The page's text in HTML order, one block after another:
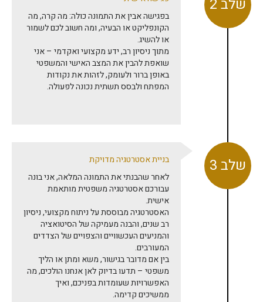
בפגישה אבין את התמונה כולה: מה קרה, מה
הקונפליקט או הבעיה, ומה חשוב לכם לשמור
או להשיג.
מתוך ניסיון רב, ידע מקצועי ואקדמי – אני
שואפת להבין את המצב האישי והמשפטי
באופן ברור ולעומק, לזהות את נקודות
המפתח ולבסס תשתית נכונה לפעולה.
שלב 2
בניית אסטרטגיה מדויקת
לאחר שהבנתי את התמונה המלאה, אני בונה
עבורכם אסטרטגיה משפטית מותאמת
אישית.
האסטרטגיה מבוססת על ניתוח מקצועי, ניסיון
רב שנים, והבנה מעמיקה של הסיטואציה
והמניעים העכשוויים והצפויים של הצדדים
המעורבים.
בין אם מדובר בגישור, משא ומתן או הליך
משפטי – תדעו בדיוק לאן אנחנו הולכים, מה
האפשרויות שעומדות בפניכם, ואיך
ממשיכים קדימה.
שלב 3